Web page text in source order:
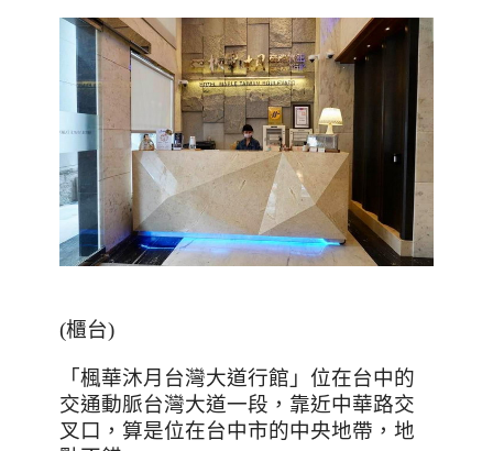
(櫃台)
「楓華沐月台灣大道行館」位在台中的
交通動脈台灣大道一段，靠近中華路交
叉口，算是位在台中市的中央地帶，地